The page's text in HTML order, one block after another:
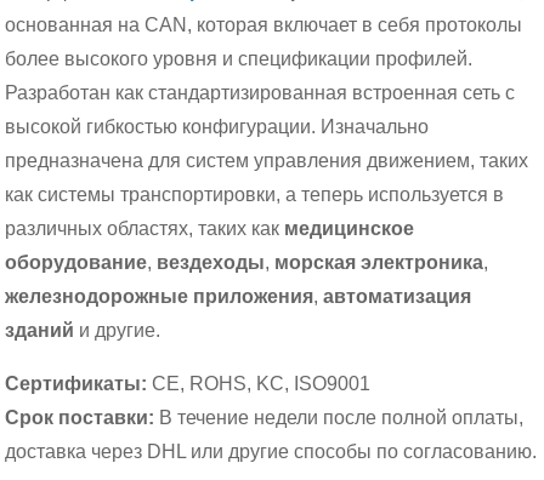
основанная на CAN, которая включает в себя протоколы
более высокого уровня и спецификации профилей.
Разработан как стандартизированная встроенная сеть с
высокой гибкостью конфигурации. Изначально
предназначена для систем управления движением, таких
как системы транспортировки, а теперь используется в
различных областях, таких как медицинское
оборудование, вездеходы, морская электроника,
железнодорожные приложения,автоматизация
зданий и другие.
Сертификаты: CE, ROHS, KC, ISO9001
Срок поставки: В течение недели после полной оплаты,
доставка через DHL или другие способы по согласованию.